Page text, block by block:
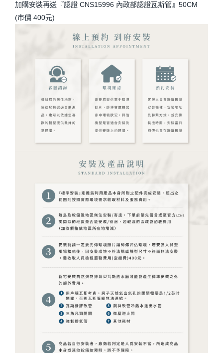
加購安裝再送『認證 CNS15996 內政部認證瓦斯管』50CM
(市價 400元)